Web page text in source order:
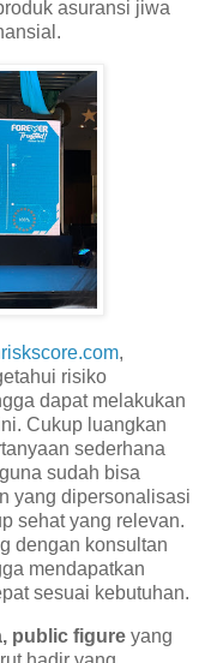
asuransi jiwa
,
risiko
dapat melakukan
Cukup luangkan
sederhana
sudah bisa
yang dipersonalisasi
sehat yang relevan.
dengan konsultan
mendapatkan
sesuai kebutuhan.
public figure yang